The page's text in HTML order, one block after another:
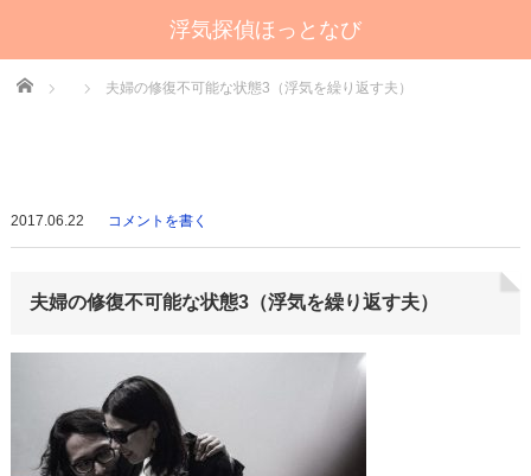
浮気探偵ほっとなび
Home 夫婦の修復不可能な状態3（浮気を繰り返す夫）
2017.06.22 コメントを書く
夫婦の修復不可能な状態3（浮気を繰り返す夫）